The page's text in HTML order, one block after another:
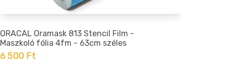
ORACAL Oramask 813 Stencil Film -
Maszkoló fólia 4fm - 63cm széles
6 500 Ft